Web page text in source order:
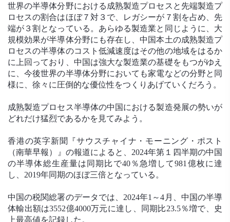
世界の半導体分野における成熟製造プロセスと先端製造プ
ロセスの割合はほぼ７対３で、レガシーが７割を占め、先
端が３割となっている。あらゆる製造業と同じように、大
規模効果が半導体分野にも存在し、中国本土の成熟製造プ
ロセスの半導体のコスト低減速度はその他の地域をはるか
に上回っており、中国は強大な製造業の基礎をもつがゆえ
に、今後世界の半導体分野においても家電などの分野と同
様に、徐々に圧倒的な優位性をつくりあげていくだろう。
成熟製造プロセス半導体の中国における製造発展の勢いが
どれだけ猛烈であるかを見てみよう。
香港の英字新聞『サウスチャイナ・モーニング・ポスト
（南華早報）』の報道によると、2024年第１四半期の中国
の半導体総生産量は同期比で40％急増して981億枚に達
し、2019年同期のほぼ三倍となっている。
中国の税関総署のデータでは、2024年1～4月、中国の半導
体輸出額は3552億4000万元に達し、同期比23.5％増で、史
上最高値を記録した。